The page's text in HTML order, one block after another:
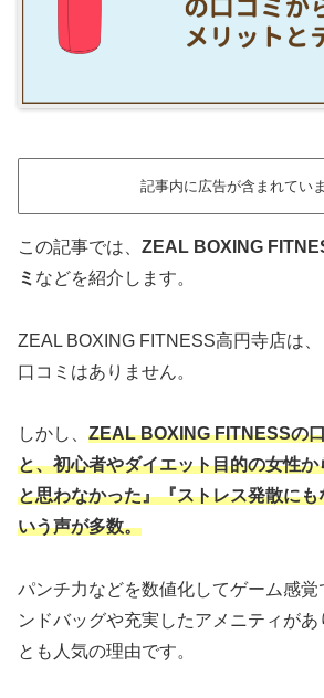
記事内に広告が含まれていま
この記事では、 ZEAL BOXING
ミ などを紹介します。
ZEAL BOXING FITNESS高円寺店は
口コミはありません。
しかし、 ZEAL BOXING FITNESSの
と、初心者やダイエット目的の女性
と思わなかった』『ストレス発散に
いう声が多数。
パンチ力などを数値化してゲーム感
ンドバッグや充実したアメニティがあ
とも人気の理由です。